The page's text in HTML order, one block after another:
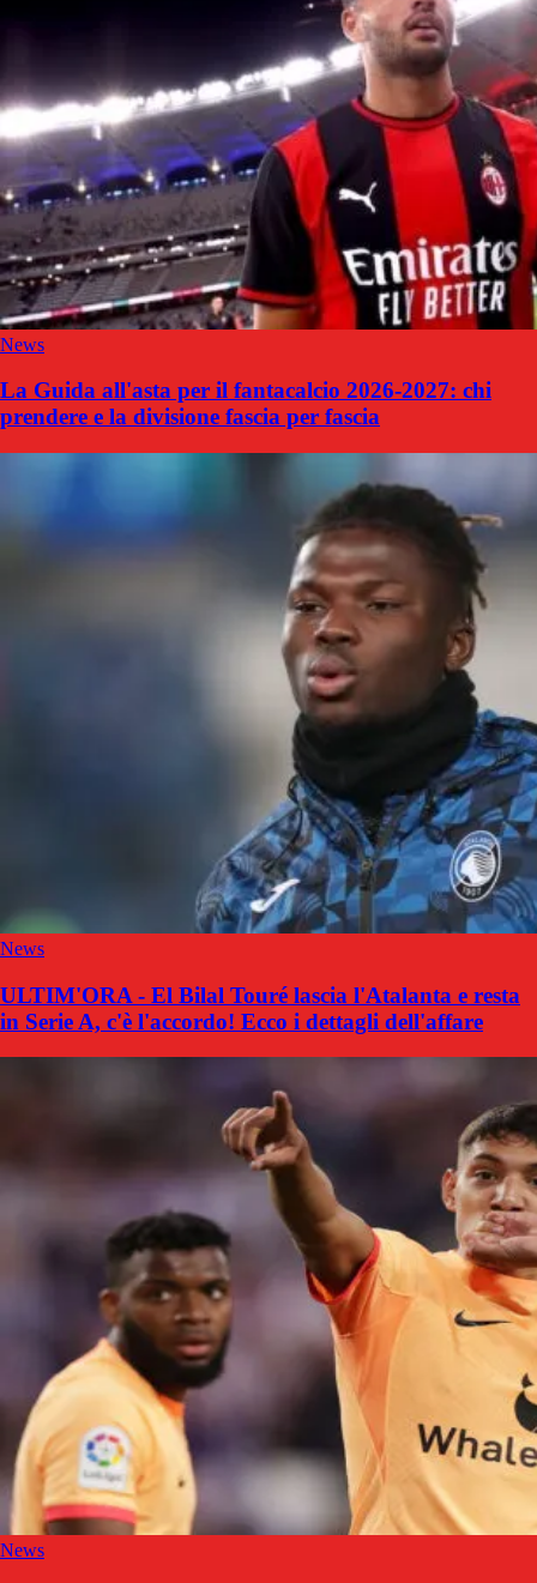
News
La Guida all'asta per il fantacalcio 2026-2027: chi
prendere e la divisione fascia per fascia
News
ULTIM'ORA - El Bilal Touré lascia l'Atalanta e resta
in Serie A, c'è l'accordo! Ecco i dettagli dell'affare
News